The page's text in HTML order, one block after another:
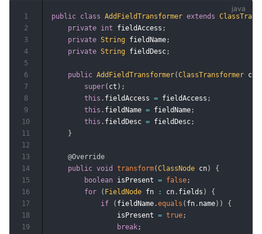
public class AddFieldTransformer extends
private int fieldAccess ;
private String fieldName;
private String fieldDesc;
public AddFieldTransformer(ClassTransformer ct
super( ct ) ;
this . fieldAccess = fieldAccess ;
this . fieldName = fieldName;
this . fieldDesc = fieldDesc;
}
@Override
public void transform(ClassNode cn)
{
boolean isPresent = false;
for
( FieldNode fn : cn . fields )
{
if
( fieldName .equals ( fn . name) )
{
                isPresent
= true;
break;
1
2
3
4
5
6
7
8
9
10
11
12
13
14
15
16
17
18
19